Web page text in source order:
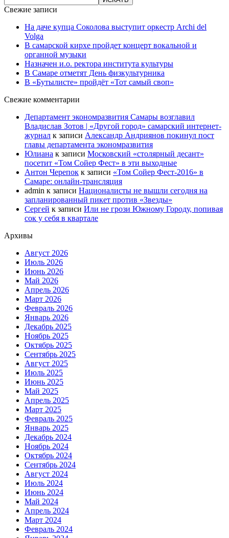
Свежие записи
На даче купца Соколова выступит оркестр Archi del
Volga
В самарской кирхе пройдет концерт вокальной и
органной музыки
Назначен и.о. ректора института культуры
В Самаре отметят День физкультурника
В «Бутылисте» пройдёт «Тот самый своп»
Свежие комментарии
Департамент экономразвития Самары возглавил
Владислав Зотов | «Другой город» самарский интернет-
журнал к записи Александр Андриянов покинул пост
главы департамента экономразвития
Юлиана к записи Московский «столярный десант»
посетит «Том Сойер Фест» в эти выходные
Антон Черепок к записи «Том Сойер Фест-2016» в
Самаре: онлайн-трансляция
admin к записи Националисты не вышли сегодня на
запланированный пикет против «Звезды»
Сергей к записи Или не грози Южному Городу, попивая
сок у себя в квартале
Архивы
Август 2026
Июль 2026
Июнь 2026
Май 2026
Апрель 2026
Март 2026
Февраль 2026
Январь 2026
Декабрь 2025
Ноябрь 2025
Октябрь 2025
Сентябрь 2025
Август 2025
Июль 2025
Июнь 2025
Май 2025
Апрель 2025
Март 2025
Февраль 2025
Январь 2025
Декабрь 2024
Ноябрь 2024
Октябрь 2024
Сентябрь 2024
Август 2024
Июль 2024
Июнь 2024
Май 2024
Апрель 2024
Март 2024
Февраль 2024